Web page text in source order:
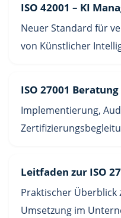
ISO 42001 – KI
Neuer Standard für
von Künstlicher
ISO 27001 Beratung
Implementierung,
Leitfaden zur ISO
Praktischer
Umsetzung im